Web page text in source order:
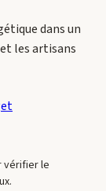
dans un
les artisans
vérifier le